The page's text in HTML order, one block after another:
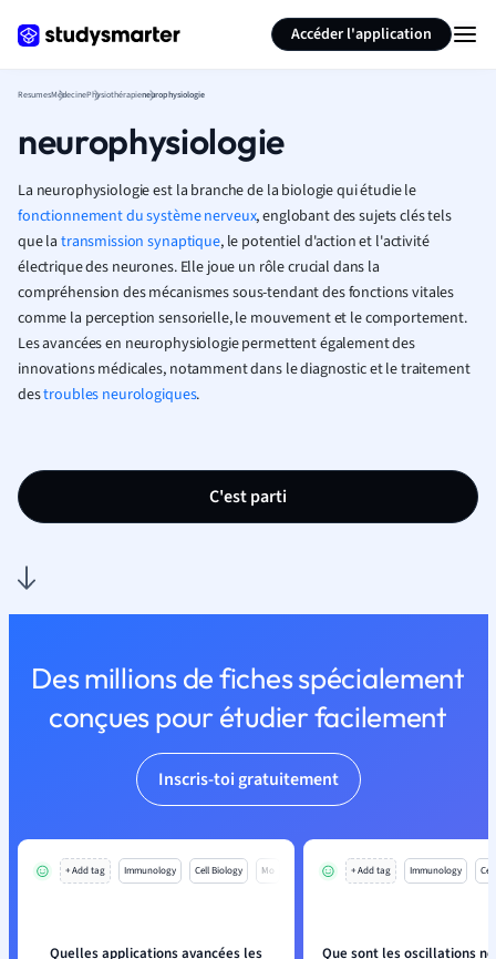
Accéder l'application
ResumesMédecinePhysiothérapieneurophysiologie
neurophysiologie
La neurophysiologie est la branche de la biologie qui étudie le
fonctionnement du système nerveux, englobant des sujets clés tels
que latransmission synaptique, le potentiel d'action et l'activité
électrique des neurones. Elle joue un rôle crucial dans la
compréhension des mécanismes sous-tendant des fonctions vitales
comme la perception sensorielle, le mouvement et le comportement.
Les avancées en neurophysiologie permettent également des
innovations médicales, notamment dans le diagnostic et le traitement
destroubles neurologiques.
C'est parti
Des millions de fiches spécialement
conçues pour étudier facilement
Inscris-toi gratuitement
+ Add tag Immunology Cell Biology Mo
Quelles applications avancées les
+ Add tag Immunology
Que sont les oscillations
Résumer la page